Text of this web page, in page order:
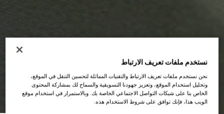
/
7
نستخدم ملفات تعريف الارتباط
نحن نستخدم ملفات تعريف الارتباط والتقنيات المماثلة لتحسين التنقل في الموقع،
وتحليل استخدام الموقع، وتعزيز جهودنا التسويقية والسماح لك بمشاركة المحتوى
الخاص بنا على شبكات التواصل الاجتماعي الخاصة بك. وبالاستمرار في استخدام موقع
الويب هذا، فإنك توافق على شروط الاستخدام هذه.